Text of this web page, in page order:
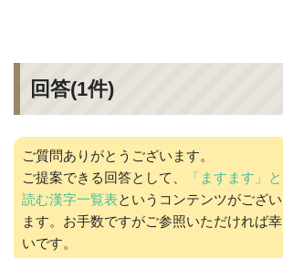
回答(1件)
ご質問ありがとうございます。
ご提案できる回答として、
「ますます」と
読む漢字一覧表というコンテンツがござい
ます。お手数ですがご参照いただければ幸
いです。